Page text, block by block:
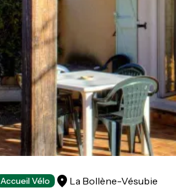
Accueil Vélo La Bollène-Vésubie